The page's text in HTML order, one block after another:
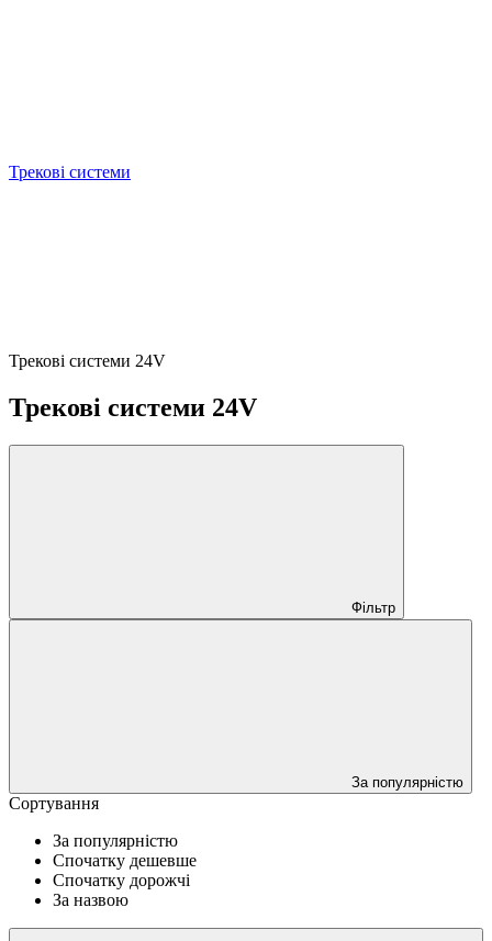
Трекові системи
Трекові системи 24V
Трекові системи 24V
Фільтр
За популярністю
Сортування
За популярністю
Спочатку дешевше
Спочатку дорожчі
За назвою